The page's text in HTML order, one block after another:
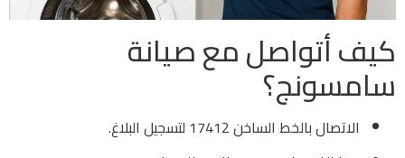
كيف أتواصل مع صيانة
سامسونج؟
الاتصال بالخط الساخن 17412 لتسجيل البلاغ.